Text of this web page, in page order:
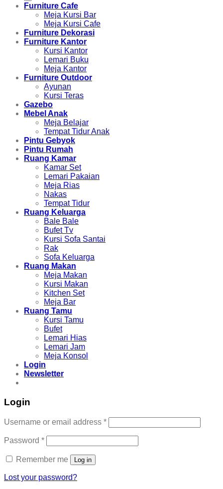
Furniture Cafe
Meja Kursi Bar
Meja Kursi Cafe
Furniture Dekorasi
Furniture Kantor
Kursi Kantor
Lemari Buku
Meja Kantor
Furniture Outdoor
Ayunan
Kursi Teras
Gazebo
Mebel Anak
Meja Belajar
Tempat Tidur Anak
Pintu Gebyok
Pintu Rumah
Ruang Kamar
Kamar Set
Lemari Pakaian
Meja Rias
Nakas
Tempat Tidur
Ruang Keluarga
Bale Bale
Bufet Tv
Kursi Sofa Santai
Rak
Sofa Keluarga
Ruang Makan
Meja Makan
Kursi Makan
Kitchen Set
Meja Bar
Ruang Tamu
Kursi Tamu
Bufet
Lemari Hias
Lemari Jam
Meja Konsol
Login
Newsletter
Login
Username or email address *
Password *
Remember me Log in
Lost your password?